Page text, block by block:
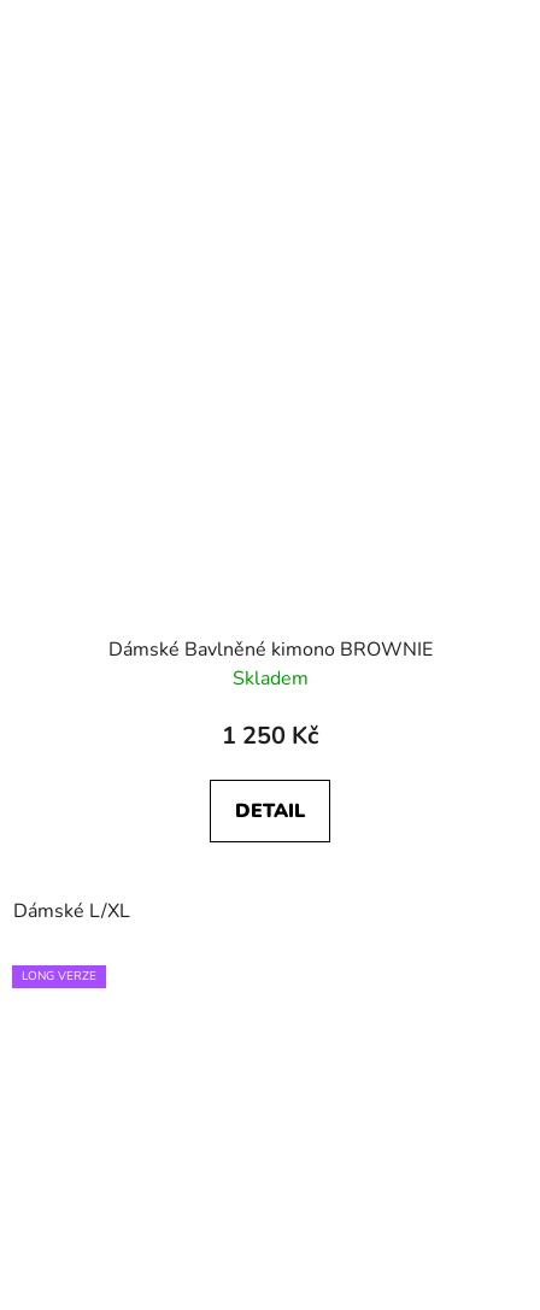
Dámské Bavlněné kimono BROWNIE
Skladem
1 250 Kč
DETAIL
Dámské L/XL
LONG VERZE